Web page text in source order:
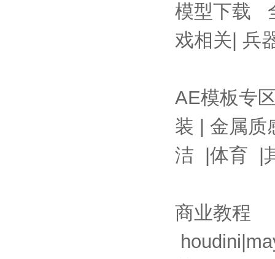
模型下载
戏相关 兵
AE模板专
装
金属质
洁
体育
商业教程
houdini